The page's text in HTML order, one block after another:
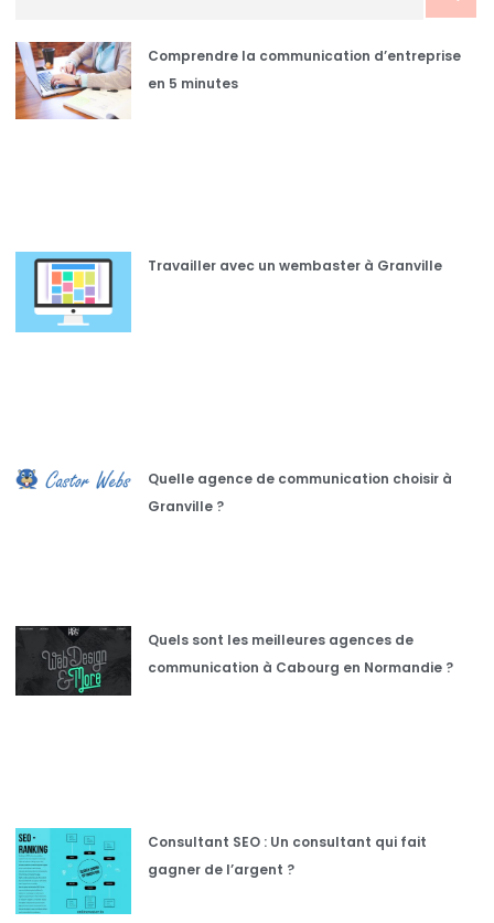
Comprendre la communication d’entreprise
en 5 minutes
Travailler avec un wembaster à Granville
Quelle agence de communication choisir à
Granville ?
Quels sont les meilleures agences de
communication à Cabourg en Normandie ?
Consultant SEO : Un consultant qui fait
gagner de l’argent ?